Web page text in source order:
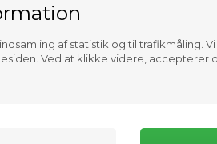
af statistik og til trafikmåling.
Ved at klikke videre, accepterer